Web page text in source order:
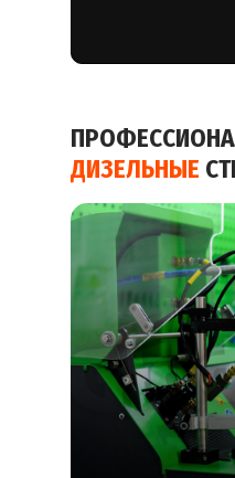
ДИЗЕЛЬНЫЕ